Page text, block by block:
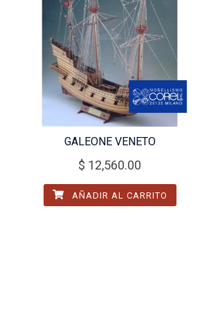
GALEONE VENETO
$ 12,560.00
AÑADIR AL CARRITO